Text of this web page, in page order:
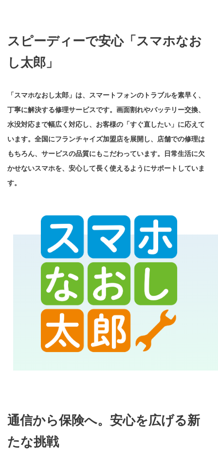
スピーディーで安心「スマホなお
し太郎」
「スマホなおし太郎」は、スマートフォンのトラブルを素早く、
丁寧に解決する修理サービスです。画面割れやバッテリー交換、
水没対応まで幅広く対応し、お客様の「すぐ直したい」に応えて
います。全国にフランチャイズ加盟店を展開し、店舗での修理は
もちろん、サービスの品質にもこだわっています。日常生活に欠
かせないスマホを、安心して長く使えるようにサポートしていま
す。
通信から保険へ。安心を広げる新
たな挑戦